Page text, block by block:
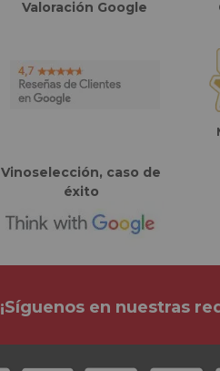
Valoración Google
Vinoselección, caso de
éxito
¡Síguenos en nuestras